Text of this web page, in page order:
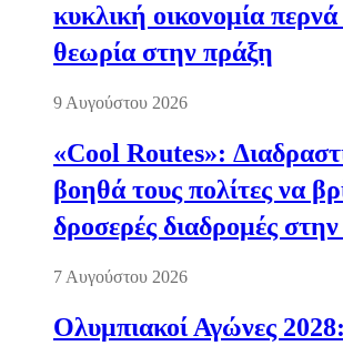
κυκλική οικονομία
θεωρία στην πράξη
9 Αυγούστου 2026
«Cool Routes»:
βοηθά τους πολίτες να
δροσερές διαδρομές
7 Αυγούστου 2026
Ολυμπιακοί Αγώνες